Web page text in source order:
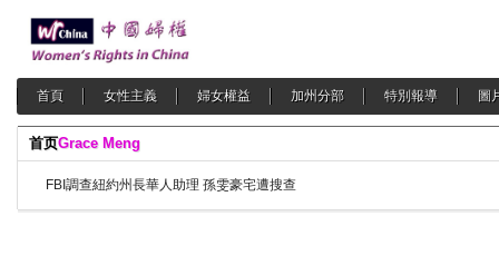
首頁 女性主義 婦女權益 加州分部 特別報導 圖
首页Grace Meng
FBI調查紐約州長華人助理 孫雯豪宅遭搜查